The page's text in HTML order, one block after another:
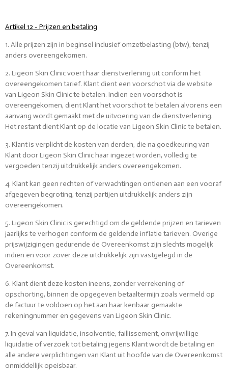
Artikel 12 - Prijzen en betaling
1. Alle prijzen zijn in beginsel inclusief omzetbelasting (btw), tenzij
anders overeengekomen.
2. Ligeon Skin Clinic voert haar dienstverlening uit conform het
overeengekomen tarief. Klant dient een voorschot via de website
van Ligeon Skin Clinic te betalen. Indien een voorschot is
overeengekomen, dient Klant het voorschot te betalen alvorens een
aanvang wordt gemaakt met de uitvoering van de dienstverlening.
Het restant dient Klant op de locatie van Ligeon Skin Clinic te betalen.
3. Klant is verplicht de kosten van derden, die na goedkeuring van
Klant door Ligeon Skin Clinic haar ingezet worden, volledig te
vergoeden tenzij uitdrukkelijk anders overeengekomen.
4. Klant kan geen rechten of verwachtingen ontlenen aan een vooraf
afgegeven begroting, tenzij partijen uitdrukkelijk anders zijn
overeengekomen.
5. Ligeon Skin Clinic is gerechtigd om de geldende prijzen en tarieven
jaarlijks te verhogen conform de geldende inflatie tarieven. Overige
prijswijzigingen gedurende de Overeenkomst zijn slechts mogelijk
indien en voor zover deze uitdrukkelijk zijn vastgelegd in de
Overeenkomst.
6. Klant dient deze kosten ineens, zonder verrekening of
opschorting, binnen de opgegeven betaaltermijn zoals vermeld op
de factuur te voldoen op het aan haar kenbaar gemaakte
rekeningnummer en gegevens van Ligeon Skin Clinic.
7. In geval van liquidatie, insolventie, faillissement, onvrijwillige
liquidatie of verzoek tot betaling jegens Klant wordt de betaling en
alle andere verplichtingen van Klant uit hoofde van de Overeenkomst
onmiddellijk opeisbaar.